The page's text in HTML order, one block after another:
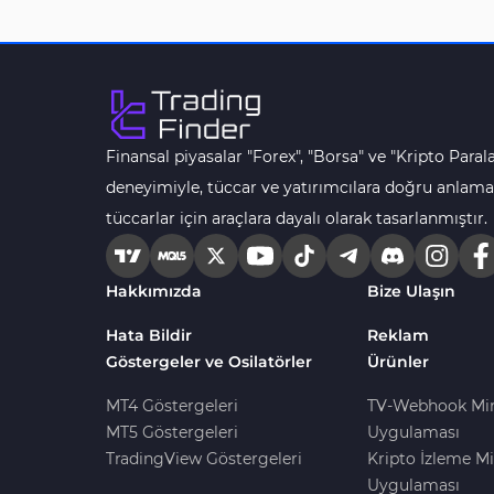
15
Pivot and Fraktallar MT4
Göstergeleri
Para Birimi Gücü MT4
Göstergeleri
Intraday MT4 Göstergeleri 344
MetaTrader 4’te
DrawdownGöstergeleri
Göstergeleri
Akıllı Para MT4 Göstergeleri
Destek ve Direnç MT4
Finansal piyasalar "Forex", "Borsa" ve "Kripto
deneyimiyle, tüccar ve yatırımcılara doğru
tüccarlar için araçlara dayalı olarak tasarlanmıştır.
Hakkımızda Bize Ulaşın
Hata Bildir Reklam
Göstergeler ve Osilatörler
MT4 Göstergeleri
MT5 Göstergeleri
TradingView Göstergeleri
Ürünler
TV-Webhook
Uygulaması
Kripto İzleme
Uygulaması